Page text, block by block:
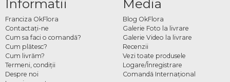
Informatii
Franciza OkFlora
Contactaţi-ne
Cum sa faci o comandă?
Cum plătesc?
Cum livrăm?
Termeni, condiţii
Despre noi
Media
Blog OkFlora
Galerie Foto la livrare
Galerie Video la livrare
Recenzii
Vezi toate produsele
Logare/Înregistrare
Comandă Internațional